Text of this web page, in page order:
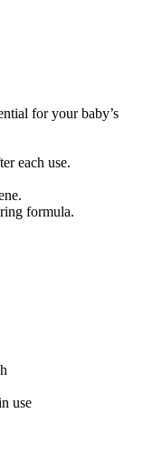
for your baby’s
each use.
formula.
use